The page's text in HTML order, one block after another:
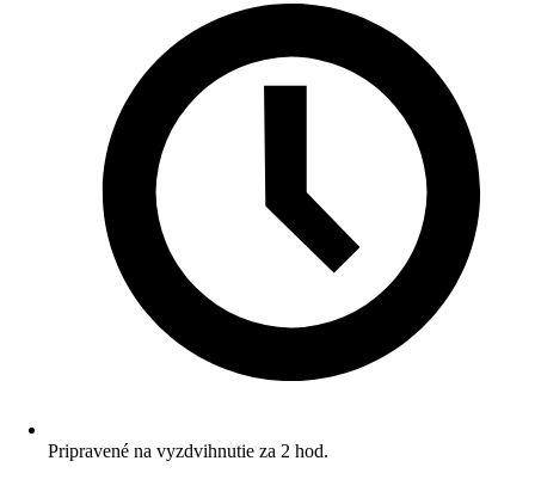
Pripravené na vyzdvihnutie za 2 hod.